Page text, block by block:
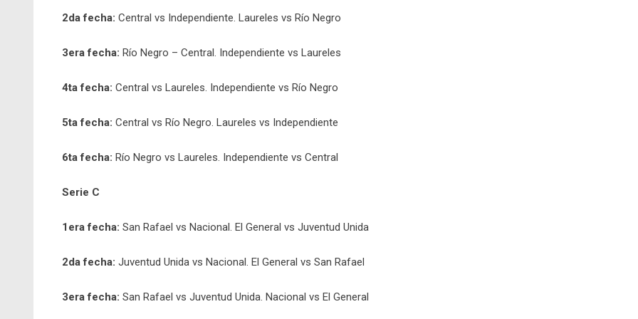
2da fecha: Central vs Independiente. Laureles vs Río Negro
3era fecha: Río Negro – Central. Independiente vs Laureles
4ta fecha: Central vs Laureles. Independiente vs Río Negro
5ta fecha: Central vs Río Negro. Laureles vs Independiente
6ta fecha: Río Negro vs Laureles. Independiente vs Central
Serie C
1era fecha: San Rafael vs Nacional. El General vs Juventud Unida
2da fecha: Juventud Unida vs Nacional. El General vs San Rafael
3era fecha: San Rafael vs Juventud Unida. Nacional vs El General